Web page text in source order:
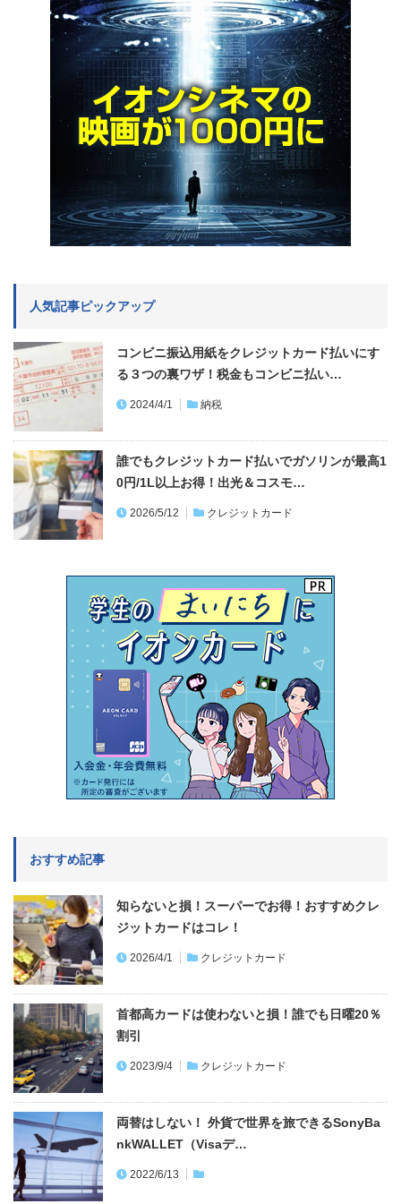
人気記事ピックアップ
コンビニ振込用紙をクレジットカード払いにす
る３つの裏ワザ！税金もコンビニ払い…
2024/4/1 納税
誰でもクレジットカード払いでガソリンが最高1
0円/1L以上お得！出光＆コスモ…
2026/5/12 クレジットカード
おすすめ記事
知らないと損！スーパーでお得！おすすめクレ
ジットカードはコレ！
2026/4/1 クレジットカード
首都高カードは使わないと損！誰でも日曜20％
割引
2023/9/4 クレジットカード
両替はしない！ 外貨で世界を旅できるSonyBa
nkWALLET（Visaデ…
2022/6/13